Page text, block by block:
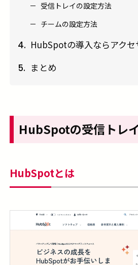
受信トレイの設定方法
チームの設定方法
4. HubSpotの導入ならアクセ
5. まとめ
HubSpotの受信トレ
HubSpotとは